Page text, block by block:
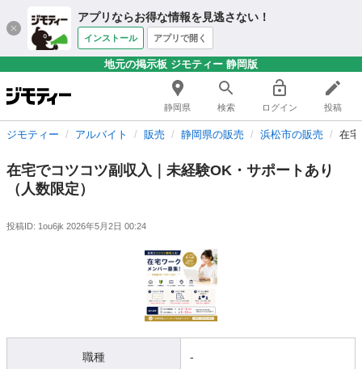
アプリならお得な情報を見逃さない！
インストール アプリで開く
地元の掲示板 ジモティー 静岡版
静岡県 検索 ログイン 投稿
ジモティー アルバイト 販売 静岡県の販売 浜松市の販売 在
在宅でコツコツ副収入｜未経験OK・サポートあり
（人数限定）
投稿ID: 1ou6jk 2026年5月2日 00:24
職種 -